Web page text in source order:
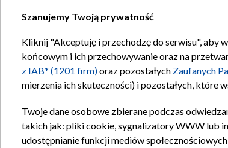
Szanujemy Twoją prywatność
Kliknij "Akceptuję i przechodzę do serwisu", aby
końcowym i ich przechowywanie oraz na
z IAB* (1201 firm)oraz pozostałych Zaufanych
mierzenia ich skuteczności) i pozostałych, które
Twoje dane osobowe zbierane podczas
takich jak: pliki cookie, sygnalizatory WWW lub
udostępnianie funkcji mediów